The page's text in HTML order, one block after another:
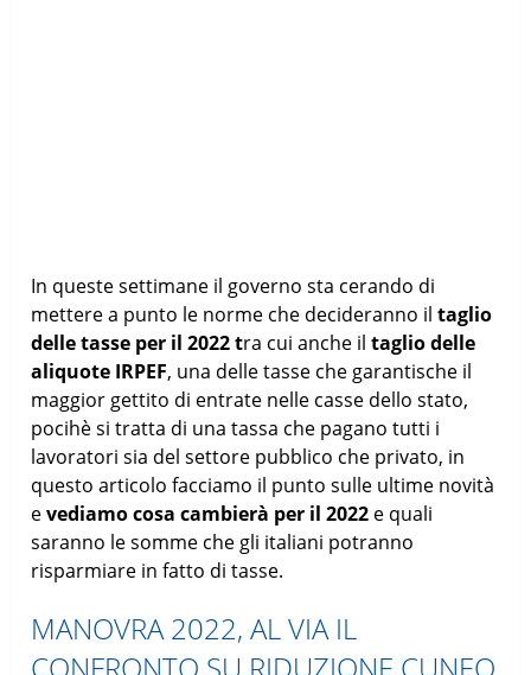
In queste settimane il governo sta cerando di
mettere a punto le norme che decideranno iltaglio
delle tasse per il 2022 tra cui anche il taglio delle
aliquote IRPEF, una delle tasse che garantische il
maggior gettito di entrate nelle casse dello stato,
pocihè si tratta di una tassa che pagano tutti i
lavoratori sia del settore pubblico che privato, in
questo articolo facciamo il punto sulle ultime novità
evediamo cosa cambierà per il 2022 e quali
saranno le somme che gli italiani potranno
risparmiare in fatto di tasse.
MANOVRA 2022, AL VIA IL
CONFRONTO SU RIDUZIONE CUNEO